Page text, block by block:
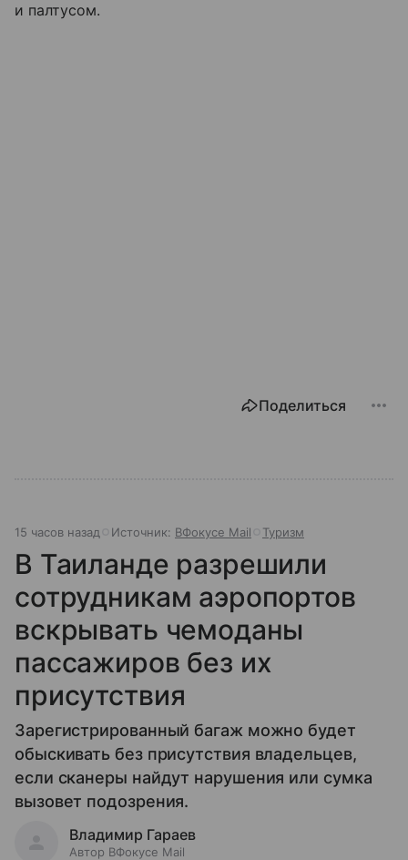
и палтусом.
Поделиться
15 часов назад Источник: ВФокусе Mail Туризм
В Таиланде разрешили
сотрудникам аэропортов
вскрывать чемоданы
пассажиров без их
присутствия
Зарегистрированный багаж можно будет
обыскивать без присутствия владельцев,
если сканеры найдут нарушения или сумка
вызовет подозрения.
Владимир Гараев
Автор ВФокусе Mail